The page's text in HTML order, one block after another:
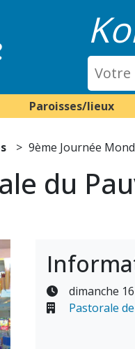
Paroisses/lieux
9ème Journée
du
dimanche
Pastorale